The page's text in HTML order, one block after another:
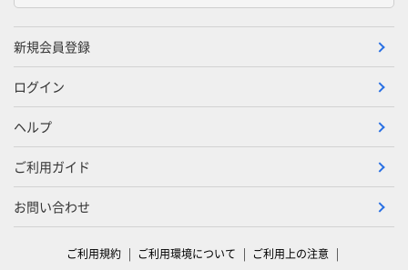
新規会員登録
ログイン
ヘルプ
ご利用ガイド
お問い合わせ
ご利用規約 ご利用環境について
ご利用上の注意